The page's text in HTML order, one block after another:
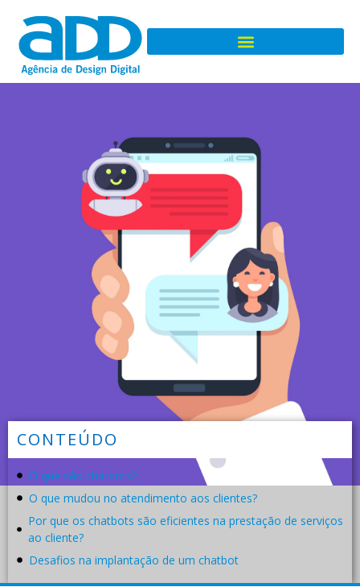
CONTEÚDO
O que são chatbots?
O que mudou no atendimento aos clientes?
Por que os chatbots são eficientes na prestação de serviços
ao cliente?
Desafios na implantação de um chatbot